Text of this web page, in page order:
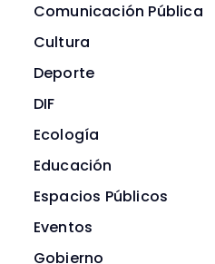
Comunicación Pública
Cultura
Deporte
DIF
Ecología
Educación
Espacios Públicos
Eventos
Gobierno